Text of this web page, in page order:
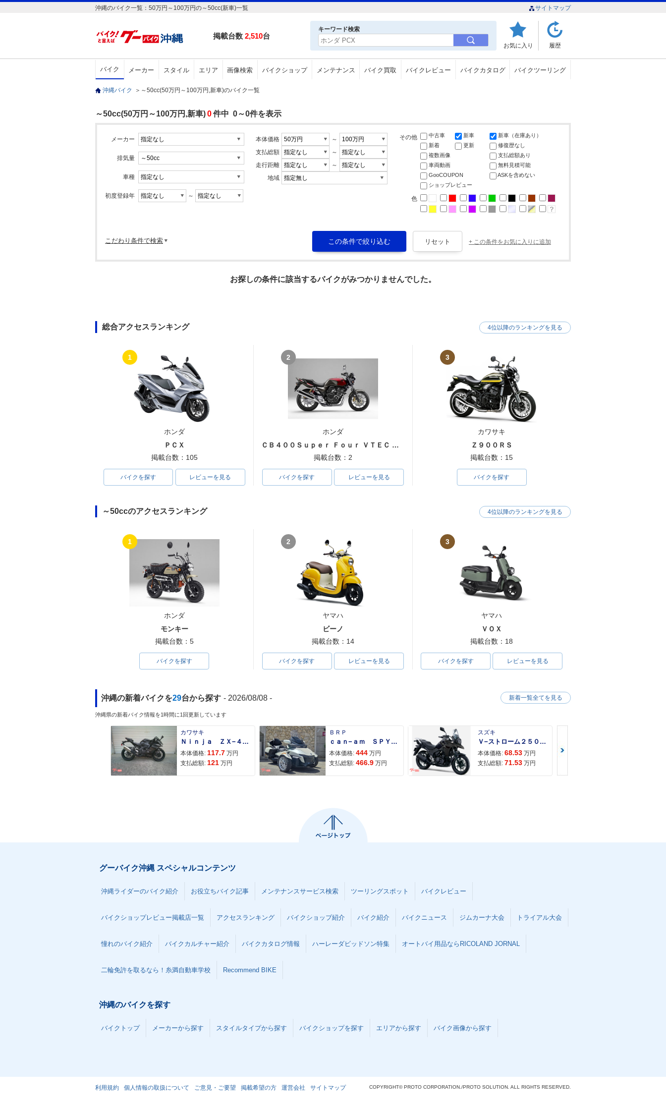
沖縄のバイク一覧：50万円～100万円の～50cc(新車)一覧 サイトマップ
掲載台数 2,510台
キーワード検索
お気に入り 履歴
バイク メーカー スタイル エリア 画像検索 バイクショップ メンテナンス バイク買取 バイクレビュー バイクカタログ バイクツーリング
沖縄バイク ＞ ～50cc(50万円～100万円,新車)のバイク一覧
～50cc(50万円～100万円,新車)0件中 0～0件を表示
メーカー
排気量
車種
初度登録年 ～
本体価格
～
支払総額
～
走行距離
～
地域
その他 中古車 新車
新車（在庫あり）
新着
更新
修復歴なし
複数画像
支払総額あり
車両動画
無料見積可能
GooCOUPON
ASKを含めない
ショップレビュー
色
こだわり条件で検索 + この条件をお気に入りに追加
お探しの条件に該当するバイクがみつかりませんでした。
総合アクセスランキング
1
ホンダ
ＰＣＸ
掲載台数：105
バイクを探す レビューを見る
2
ホンダ
ＣＢ４００Ｓｕｐｅｒ Ｆｏｕｒ ＶＴＥＣ ＳＰＥＣ３
掲載台数：2
バイクを探す レビューを見る
3
カワサキ
Ｚ９００ＲＳ
掲載台数：15
バイクを探す
4位以降のランキングを見る
～50ccのアクセスランキング
1
ホンダ
モンキー
掲載台数：5
バイクを探す
2
ヤマハ
ビーノ
掲載台数：14
バイクを探す レビューを見る
3
ヤマハ
ＶＯＸ
掲載台数：18
バイクを探す レビューを見る
4位以降のランキングを見る
沖縄の新着バイクを29台から探す - 2026/08/08 -
沖縄県の新着バイク情報を1時間に1回更新しています
カワサキ
Ｎｉｎｊａ ＺＸ−４Ｒ ＳＥ
本体価格: 117.7 万円
支払総額: 121 万円
ＢＲＰ
ｃａｎ−ａｍ ＳＰＹＤＥＲ ＲＴ ＬＩＭＩＴＥＤ
本体価格: 444 万円
支払総額: 466.9 万円
スズキ
Ｖ−ストローム２５０ ２６年モデル 水冷２気筒エンジン ＬＥＤヘッドライト標準装備
本体価格: 68.53 万円
支払総額: 71.53 万円
新着一覧全てを見る
グーバイク沖縄 スペシャルコンテンツ
沖縄ライダーのバイク紹介 お役立ちバイク記事 メンテナンスサービス検索 ツーリングスポット バイクレビュー
バイクショップレビュー掲載店一覧 アクセスランキング バイクショップ紹介 バイク紹介 バイクニュース ジムカーナ大会 トライアル大会
憧れのバイク紹介 バイクカルチャー紹介 バイクカタログ情報 ハーレーダビッドソン特集 オートバイ用品ならRICOLAND JORNAL
二輪免許を取るなら！糸満自動車学校 Recommend BIKE
沖縄のバイクを探す
バイクトップ メーカーから探す スタイルタイプから探す バイクショップを探す エリアから探す バイク画像から探す
利用規約 個人情報の取扱について ご意見・ご要望 掲載希望の方 運営会社 サイトマップ COPYRIGHT© PROTO CORPORATION./PROTO SOLUTION. ALL RIGHTS RESERVED.